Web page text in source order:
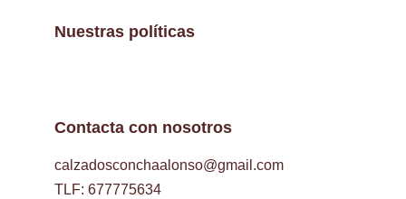
Contacta con nosotros
calzadosconchaalonso@gmail.com
Nuestras políticas
TLF: 677775634